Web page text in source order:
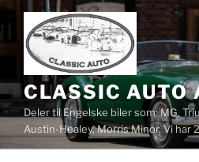
Gå
til
innhold
CLASSIC AUTO
Deler til Engelske biler som: MG,
Austin-Healey, Morris Minor. Vi har